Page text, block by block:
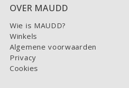
OVER MAUDD
Wie is MAUDD?
Winkels
Algemene voorwaarden
Privacy
Cookies